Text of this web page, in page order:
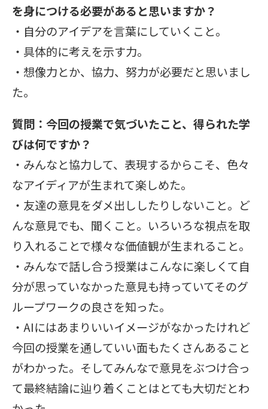
を身につける必要があると思いますか？
・自分のアイデアを言葉にしていくこと。
・具体的に考えを示す力。
・想像力とか、協力、努力が必要だと思いまし
た。
質問：今回の授業で気づいたこと、得られた学
びは何ですか？
・みんなと協力して、表現するからこそ、色々
なアイディアが生まれて楽しめた。
・友達の意見をダメ出ししたりしないこと。ど
んな意見でも、聞くこと。いろいろな視点を取
り入れることで様々な価値観が生まれること。
・みんなで話し合う授業はこんなに楽しくて自
分が思っていなかった意見も持っていてそのグ
ループワークの良さを知った。
・AIにはあまりいいイメージがなかったけれど
今回の授業を通していい面もたくさんあること
がわかった。そしてみんなで意見をぶつけ合っ
て最終結論に辿り着くことはとても大切だとわ